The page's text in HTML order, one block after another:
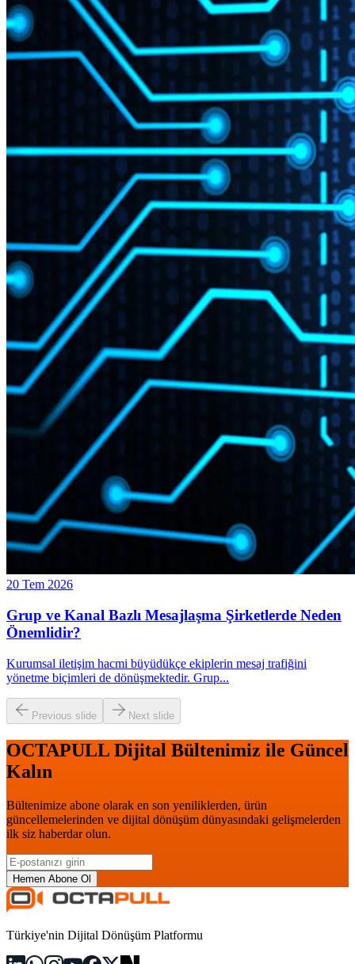
20 Tem 2026
Grup ve Kanal Bazlı Mesajlaşma Şirketlerde Neden
Önemlidir?
Kurumsal iletişim hacmi büyüdükçe ekiplerin mesaj trafiğini
yönetme biçimleri de dönüşmektedir. Grup...
Previous slide Next slide
OCTAPULL Dijital Bültenimiz ile Güncel
Kalın
Bültenimize abone olarak en son yeniliklerden, ürün
güncellemelerinden ve dijital dönüşüm dünyasındaki gelişmelerden
ilk siz haberdar olun.
Hemen Abone Ol
Türkiye'nin Dijital Dönüşüm Platformu